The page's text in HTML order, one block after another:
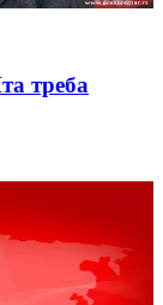
треба